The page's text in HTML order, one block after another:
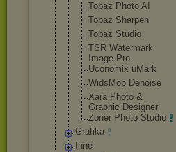
Topaz Photo AI
Topaz Sharpen
Topaz Studio
TSR Watermark
Image Pro
Uconomix uMark
WidsMob Denoise
Xara Photo &
Graphic Designer
Zoner Photo Studio
Grafika
Inne